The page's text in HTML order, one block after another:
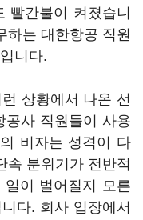
빨간불이 켜졌습니
하는 대한항공 직원
니다.
상황에서 나온 선
공사 직원들이 사용
비자는 성격이 다
속 분위기가 전반적
이 벌어질지 모른
다. 회사 입장에서